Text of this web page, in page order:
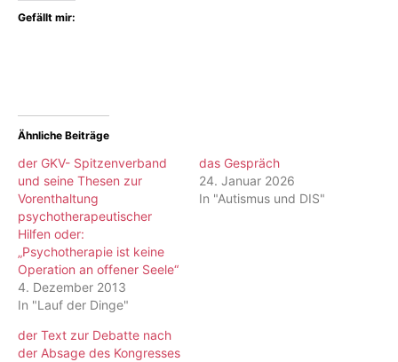
Gefällt mir:
Ähnliche Beiträge
der GKV- Spitzenverband
und seine Thesen zur
Vorenthaltung
psychotherapeutischer
Hilfen oder:
„Psychotherapie ist keine
Operation an offener Seele“
4. Dezember 2013
In "Lauf der Dinge"
das Gespräch
24. Januar 2026
In "Autismus und DIS"
der Text zur Debatte nach
der Absage des Kongresses